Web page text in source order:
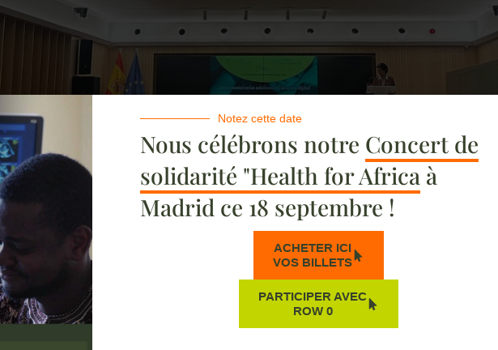
Recover, Marta Marañón, clausuró el II Foro Permanente de Salud Mental López-Ibor,
Gregorio Marañón en la Fundación Ortega-Marañón recordando que la
Notez cette date
Nous célébrons notre Concert de
solidarité "Health for Africa à
Madrid ce 18 septembre !
ACHETER ICI
VOS BILLETS
PARTICIPER AVEC
ROW 0